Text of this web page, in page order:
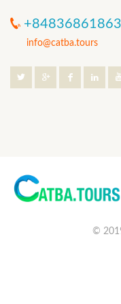
+84836861863
info@catba.tours
©